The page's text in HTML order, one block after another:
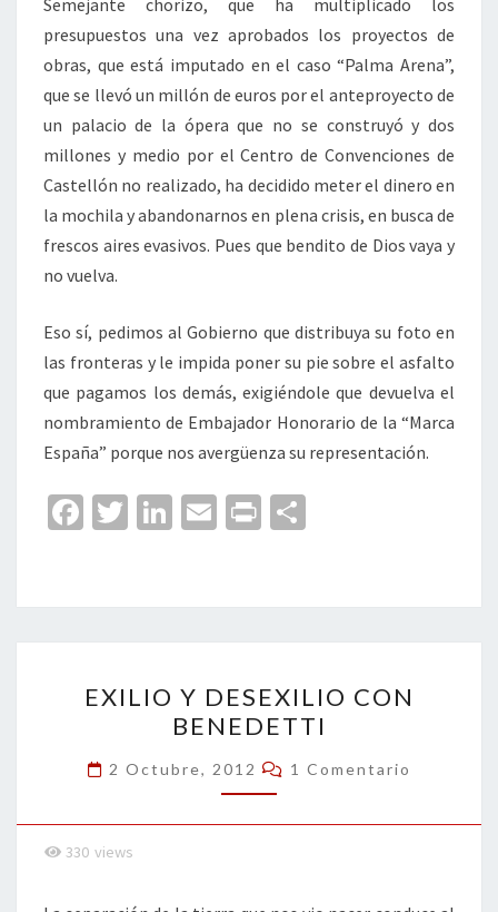
Semejante chorizo, que ha multiplicado los
presupuestos una vez aprobados los proyectos de
obras, que está imputado en el caso “Palma Arena”,
que se llevó un millón de euros por el anteproyecto de
un palacio de la ópera que no se construyó y dos
millones y medio por el Centro de Convenciones de
Castellón no realizado, ha decidido meter el dinero en
la mochila y abandonarnos en plena crisis, en busca de
frescos aires evasivos. Pues que bendito de Dios vaya y
no vuelva.
Eso sí, pedimos al Gobierno que distribuya su foto en
las fronteras y le impida poner su pie sobre el asfalto
que pagamos los demás, exigiéndole que devuelva el
nombramiento de Embajador Honorario de la “Marca
España” porque nos avergüenza su representación.
Fa
o
o
k
T
er
Li
dI
n
E
l
Pr
p
ar
tir
Y
DESEXILIO
CON
BENEDETTI
EXILIO Y DESEXILIO CON
BENEDETTI
2 Octubre, 2012 Comentarios
1 Comentario
330 views